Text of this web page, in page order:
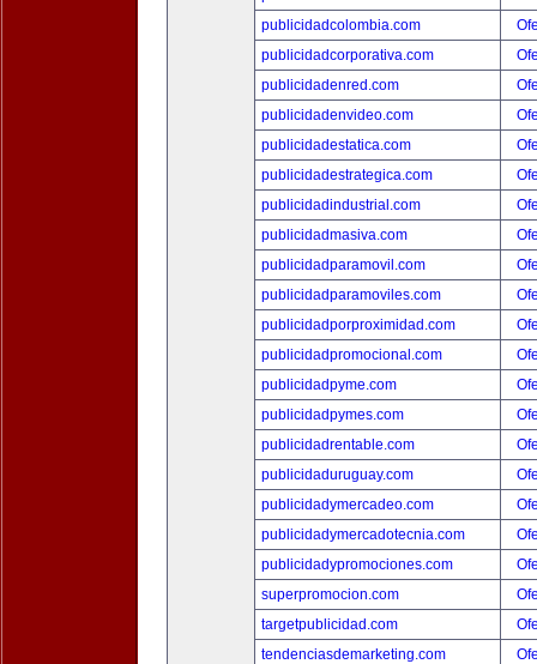
publicidadcolombia.com
publicidadcorporativa.com
publicidadenred.com
publicidadenvideo.com
publicidadestatica.com
publicidadestrategica.com
publicidadindustrial.com
publicidadmasiva.com
publicidadparamovil.com
publicidadparamoviles.com
publicidadporproximidad.com
publicidadpromocional.com
publicidadpyme.com
publicidadpymes.com
publicidadrentable.com
publicidaduruguay.com
publicidadymercadeo.com
publicidadymercadotecnia.com
publicidadypromociones.com
superpromocion.com
targetpublicidad.com
tendenciasdemarketing.com